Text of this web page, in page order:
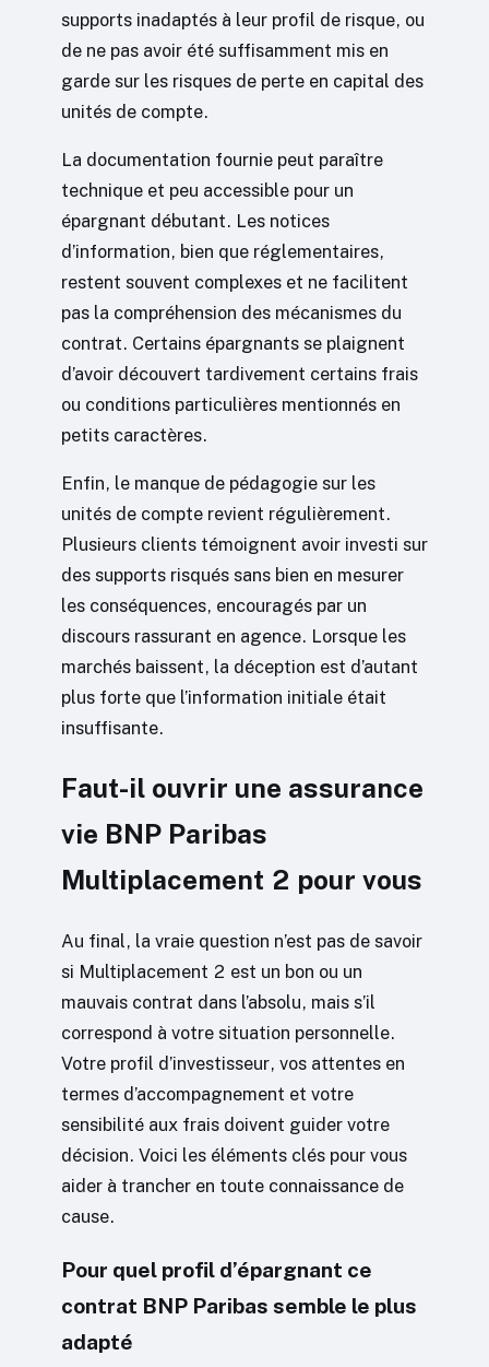
supports inadaptés à leur profil de risque, ou
de ne pas avoir été suffisamment mis en
garde sur les risques de perte en capital des
unités de compte.
La documentation fournie peut paraître
technique et peu accessible pour un
épargnant débutant. Les notices
d’information, bien que réglementaires,
restent souvent complexes et ne facilitent
pas la compréhension des mécanismes du
contrat. Certains épargnants se plaignent
d’avoir découvert tardivement certains frais
ou conditions particulières mentionnés en
petits caractères.
Enfin, le manque de pédagogie sur les
unités de compte revient régulièrement.
Plusieurs clients témoignent avoir investi sur
des supports risqués sans bien en mesurer
les conséquences, encouragés par un
discours rassurant en agence. Lorsque les
marchés baissent, la déception est d’autant
plus forte que l’information initiale était
insuffisante.
Faut-il ouvrir une assurance
vie BNP Paribas
Multiplacement 2 pour vous
Au final, la vraie question n’est pas de savoir
si Multiplacement 2 est un bon ou un
mauvais contrat dans l’absolu, mais s’il
correspond à votre situation personnelle.
Votre profil d’investisseur, vos attentes en
termes d’accompagnement et votre
sensibilité aux frais doivent guider votre
décision. Voici les éléments clés pour vous
aider à trancher en toute connaissance de
cause.
Pour quel profil d’épargnant ce
contrat BNP Paribas semble le plus
adapté